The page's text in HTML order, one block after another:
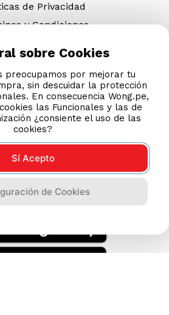
de Privacidad
y Condiciones
CALLCENTER
613-8888
NUESTRA APP
sobre Cookies
preocupamos por mejorar tu
sin descuidar la protección
En consecuencia Wong.pe,
las Funcionales y las de
¿consiente el uso de las
cookies?
Sí Acepto
de Cookies